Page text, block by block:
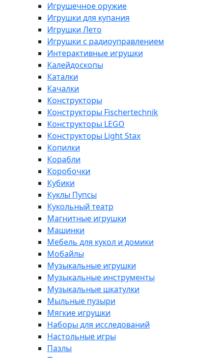
Игрушечное оружие
Игрушки для купания
Игрушки Лето
Игрушки с радиоуправлением
Интерактивные игрушки
Калейдоскопы
Каталки
Качалки
Конструкторы
Конструкторы Fisсhertechnik
Конструкторы LEGO
Конструкторы Light Stax
Копилки
Корабли
Коробочки
Кубики
Куклы Пупсы
Кукольный театр
Магнитные игрушки
Машинки
Мебель для кукол и домики
Мобайлы
Музыкальные игрушки
Музыкальные инструменты
Музыкальные шкатулки
Мыльные пузыри
Мягкие игрушки
Наборы для исследований
Настольные игры
Пазлы